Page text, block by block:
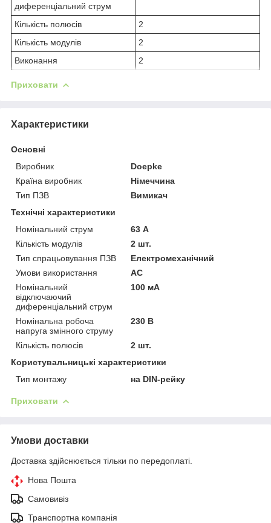
диференціальний струм
Кількість полюсів
2
Кількість модулів
2
Виконання
2
Приховати
Характеристики
Основні
Виробник
Doepke
Країна виробник
Німеччина
Тип ПЗВ
Вимикач
Технічні характеристики
Номінальний струм
63 А
Кількість модулів
2 шт.
Тип спрацьовування ПЗВ
Електромеханічний
Умови використання
АС
Номінальний
відключаючий
диференціальний струм
100 мА
Номінальна робоча
напруга змінного струму
230 В
Кількість полюсів
2 шт.
Користувальницькі характеристики
Тип монтажу
на DIN-рейку
Приховати
Умови доставки
Доставка здійснюється тільки по передоплаті.
Нова Пошта
Самовивіз
Транспортна компанія